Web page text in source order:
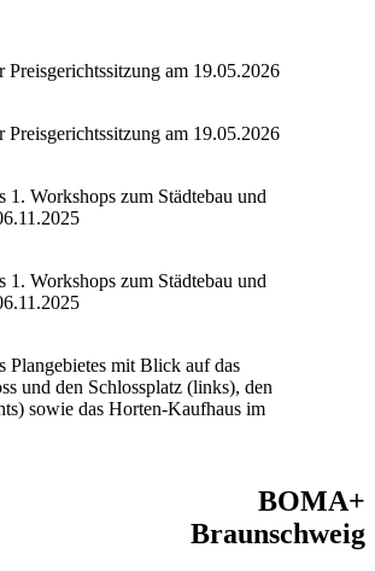
Preisgerichtssitzung am 19.05.2026
Preisgerichtssitzung am 19.05.2026
1. Workshops zum Städtebau und
1. Workshops zum Städtebau und
Plangebietes mit Blick auf das
und den Schlossplatz (links), den
sowie das Horten-Kaufhaus im
BOMA+
Braunschweig